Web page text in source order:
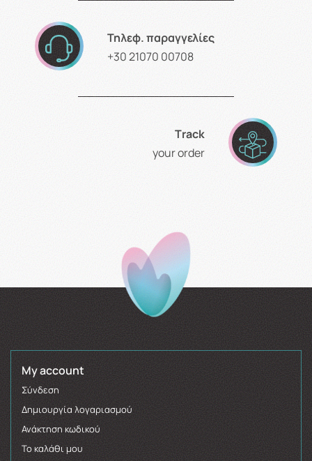
Τηλεφ. παραγγελίες
+30 21070 00708
Τrack
your order
My account
Σύνδεση
Δημιουργία λογαριασμού
Ανάκτηση κωδικού
Το καλάθι μου